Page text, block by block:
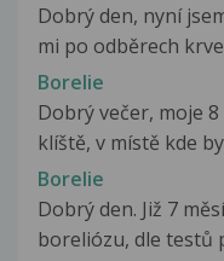
Dobrý den, nyní
mi po odběrech
Borelie
Dobrý večer, moje
klíště, v místě kde
Borelie
Dobrý den. Již 7
boreliózu, dle testů